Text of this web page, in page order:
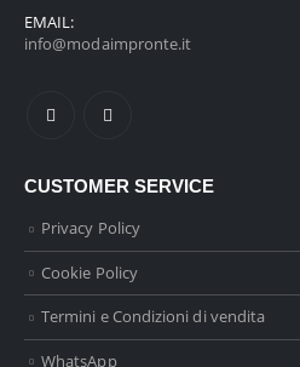
EMAIL:
info@modaimpronte.it
CUSTOMER SERVICE
Privacy Policy
Cookie Policy
Termini e Condizioni di vendita
WhatsApp